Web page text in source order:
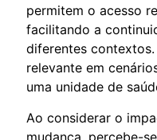
permitem o acesso
facilitando a
diferentes
relevante em
uma unidade de
Ao considerar o
mudança, percebe-